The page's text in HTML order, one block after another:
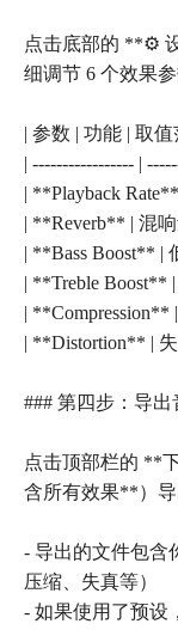
点击底部的 **⚙️
细调节 6 个效果参
| 参数 | 功能 | 取值
| ----------------- |
| **Playback
| **Reverb** | 混
| **Bass Boost** |
| **Treble Boost**
| **Compression**
| **Distortion** |
### 第四步：导出
点击顶部栏的 **
含所有效果**）导
- 导出的文件包含
压缩、失真等）
- 如果使用了预设